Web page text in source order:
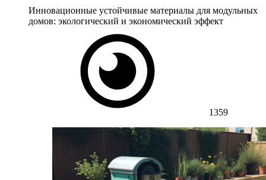
Инновационные устойчивые материалы для модульных
домов: экологический и экономический эффект
1359